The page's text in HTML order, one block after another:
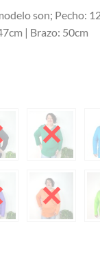
son; Pecho:
| Brazo: 50cm